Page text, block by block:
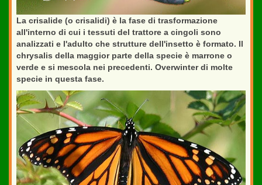
La crisalide (o crisalidi) è la fase di trasformazione
all'interno di cui i tessuti del trattore a cingoli sono
analizzati e l'adulto che strutture dell'insetto è formato. Il
chrysalis della maggior parte della specie è marrone o
verde e si mescola nei precedenti. Overwinter di molte
specie in questa fase.